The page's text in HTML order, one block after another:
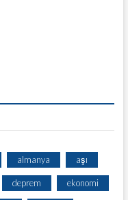
almanya aşı
deprem ekonomi